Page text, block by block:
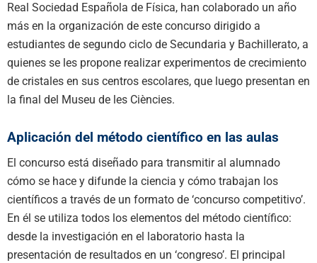
Real Sociedad Española de Física, han colaborado un año
más en la organización de este concurso dirigido a
estudiantes de segundo ciclo de Secundaria y Bachillerato, a
quienes se les propone realizar experimentos de crecimiento
de cristales en sus centros escolares, que luego presentan en
la final del Museu de les Ciències.
Aplicación del método científico en las aulas
El concurso está diseñado para transmitir al alumnado
cómo se hace y difunde la ciencia y cómo trabajan los
científicos a través de un formato de ‘concurso competitivo’.
En él se utiliza todos los elementos del método científico:
desde la investigación en el laboratorio hasta la
presentación de resultados en un ‘congreso’. El principal